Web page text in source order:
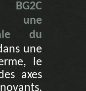
BG2C
une
du
une
le
axes